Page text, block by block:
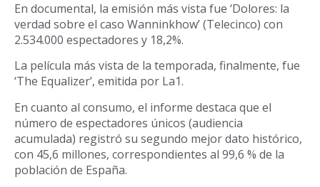
En documental, la emisión más vista fue ‘Dolores: la
verdad sobre el caso Wanninkhow’ (Telecinco) con
2.534.000 espectadores y 18,2%.
La película más vista de la temporada, finalmente, fue
‘The Equalizer’, emitida por La1.
En cuanto al consumo, el informe destaca que el
número de espectadores únicos (audiencia
acumulada) registró su segundo mejor dato histórico,
con 45,6 millones, correspondientes al 99,6 % de la
población de España.